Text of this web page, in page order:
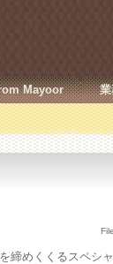
Mayoor
締めくくるスペシ